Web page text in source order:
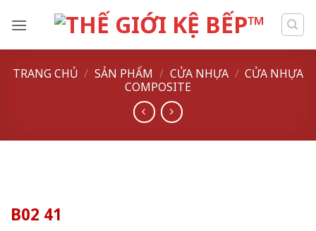
TRANG CHỦ / SẢN PHẨM / CỬA NHỰA / CỬA NHỰA
COMPOSITE
B02 41